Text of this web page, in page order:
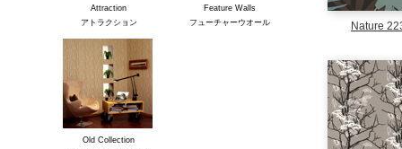
Nature
Attraction
アトラクション
Feature Walls
フューチャーウオール
Old Collection